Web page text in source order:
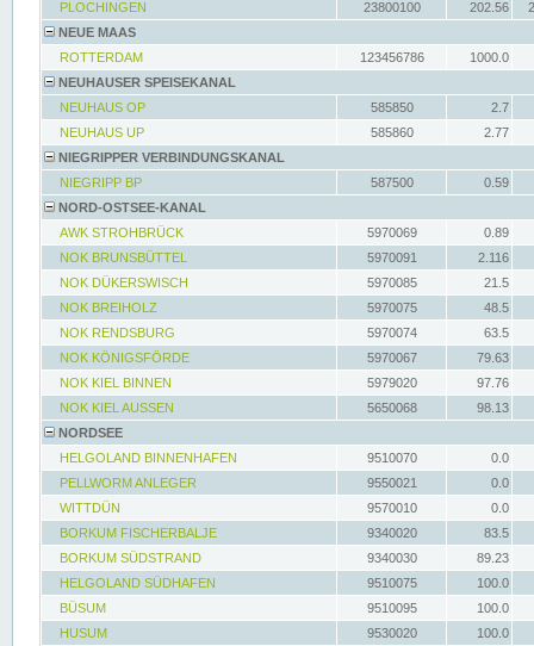
PLOCHINGEN
23800100 202.56
NEUE MAAS
ROTTERDAM
123456786
1000.0
NEUHAUSER SPEISEKANAL
NEUHAUS OP
585850
2.7
NEUHAUS UP
585860
2.77
NIEGRIPPER VERBINDUNGSKANAL
NIEGRIPP BP
587500
0.59
NORD-OSTSEE-KANAL
AWK STROHBRÜCK
5970069
0.89
NOK BRUNSBÜTTEL
5970091
2.116
NOK DÜKERSWISCH
5970085
21.5
NOK BREIHOLZ
5970075
48.5
NOK RENDSBURG
5970074
63.5
NOK KÖNIGSFÖRDE
5970067
79.63
NOK KIEL BINNEN
5979020
97.76
NOK KIEL AUSSEN
5650068
98.13
NORDSEE
HELGOLAND BINNENHAFEN
9510070
0.0
PELLWORM ANLEGER
9550021
0.0
WITTDÜN
9570010
0.0
BORKUM FISCHERBALJE
9340020
83.5
BORKUM SÜDSTRAND
9340030
89.23
HELGOLAND SÜDHAFEN
9510075
100.0
BÜSUM
9510095
100.0
HUSUM
9530020 100.0